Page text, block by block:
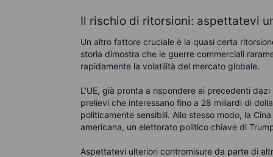
Il rischio di ritorsioni: aspettatevi
Un altro fattore cruciale è la quasi certa
storia dimostra che le guerre commerciali
rapidamente la volatilità del mercato globale.
L'UE, già pronta a rispondere ai precedenti
prelievi che interessano fino a 28 miliardi di
politicamente sensibili. Allo stesso modo, la
americana, un elettorato politico chiave di
Aspettatevi ulteriori contromisure da parte di